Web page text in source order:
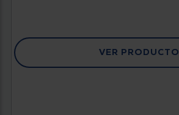
VER PRODUCTO